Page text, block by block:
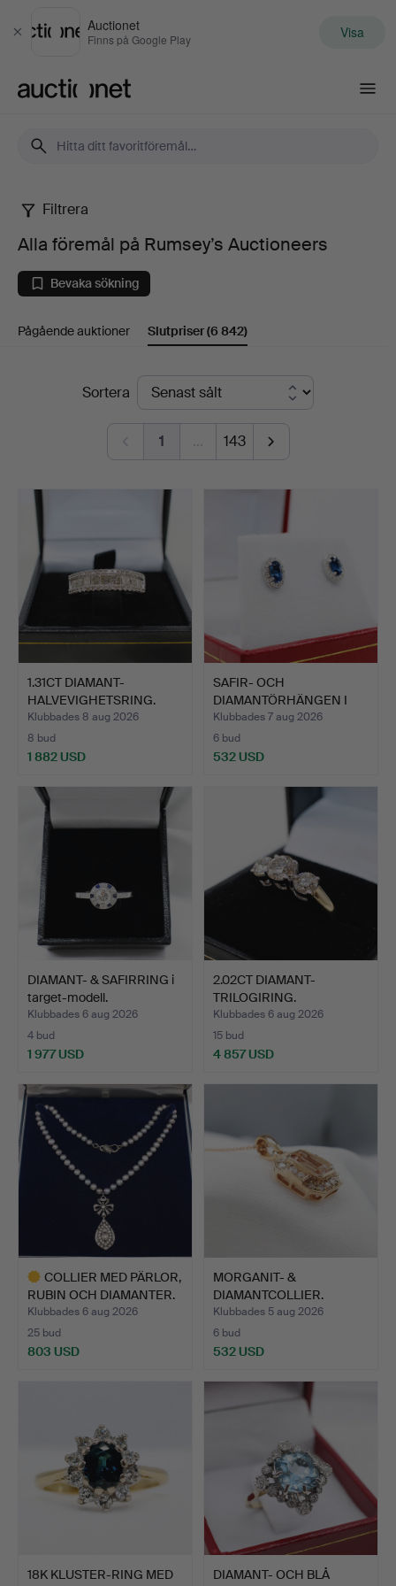
Stäng
Auctionet
Finns på Google Play Visa
Alla
föremål
på
Rumsey’s
Auctioneers
Filtrera
Alla föremål på Rumsey’s Auctioneers
Bevaka sökning
Pågående auktioner Slutpriser(6 842)
SlutpriserSortera
1 … 143
1.31CT DIAMANT-
HALVEVIGHETSRING.
Klubbades 8 aug 2026
8 bud
1 882 USD
SAFIR- OCH
DIAMANTÖRHÄNGEN I
KLUSTERFATTNI…
Klubbades 7 aug 2026
6 bud
532 USD
DIAMANT- & SAFIRRING i
target-modell.
Klubbades 6 aug 2026
4 bud
1 977 USD
2.02CT DIAMANT-
TRILOGIRING.
Klubbades 6 aug 2026
15 bud
4 857 USD
COLLIER MED PÄRLOR,
RUBIN OCH DIAMANTER.
Klubbades 6 aug 2026
25 bud
803 USD
MORGANIT- &
DIAMANTCOLLIER.
Klubbades 5 aug 2026
6 bud
532 USD
18K KLUSTER-RING MED
DIAMANT- OCH BLÅ